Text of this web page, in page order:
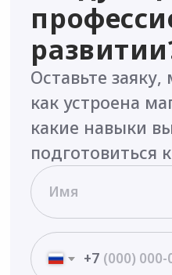
Сведения об
Согласие на